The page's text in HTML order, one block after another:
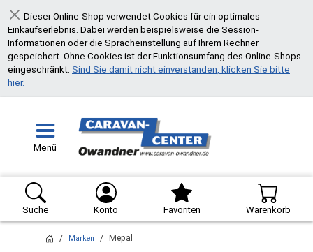
Schließen
Dieser Online-Shop verwendet Cookies für ein optimales
Einkaufserlebnis. Dabei werden beispielsweise die Session-
Informationen oder die Spracheinstellung auf Ihrem Rechner
gespeichert. Ohne Cookies ist der Funktionsumfang des Online-Shops
eingeschränkt. Sind Sie damit nicht einverstanden, klicken Sie bitte
hier.
Menü
Suche Konto Favoriten Warenkorb
Marken Mepal